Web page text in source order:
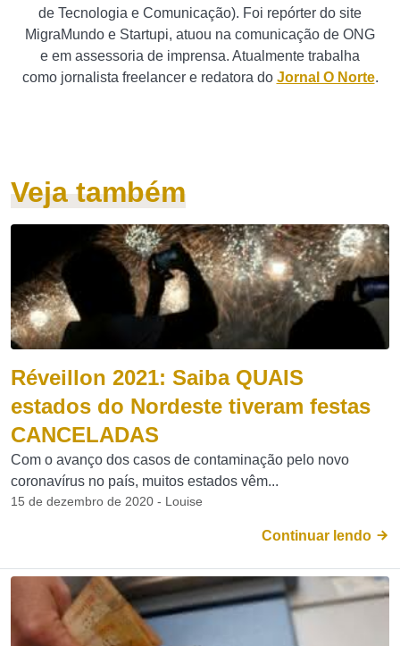
de Tecnologia e Comunicação). Foi repórter do site
MigraMundo e Startupi, atuou na comunicação de ONG
e em assessoria de imprensa. Atualmente trabalha
como jornalista freelancer e redatora do Jornal O Norte.
Veja também
Réveillon 2021: Saiba QUAIS
estados do Nordeste tiveram festas
CANCELADAS
Com o avanço dos casos de contaminação pelo novo
coronavírus no país, muitos estados vêm...
15 de dezembro de 2020 - Louise
Continuar lendo